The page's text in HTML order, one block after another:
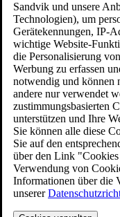
Sandvik und unsere
Technologien), um
Gerätekennungen, IP-
wichtige Website-
die Personalisierung
Werbung zu erfassen
notwendig und können
andere nur verwendet
zustimmungsbasierten
unterstützen und Ihre
Sie können alle diese
Sie auf den
über den Link
Verwendung von
Informationen über die
unserer